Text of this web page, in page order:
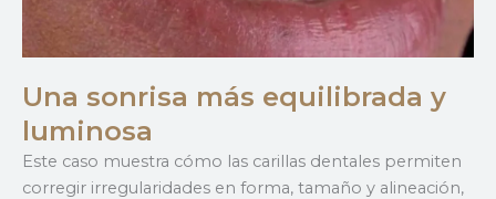
Una sonrisa más equilibrada y
luminosa
Este caso muestra cómo las carillas dentales permiten
corregir irregularidades en forma, tamaño y alineación,